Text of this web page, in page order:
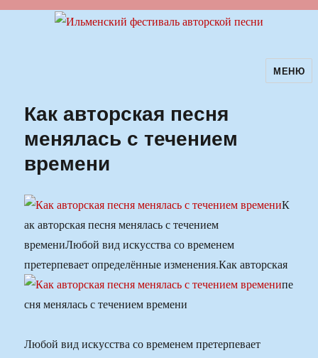
Ильменский фестиваль авторскойМЕНЮ
Как авторская песня
менялась с течением
времени
К
ак авторская песня менялась с течением
времениЛюбой вид искусства со временем
претерпевает определённые изменения.Как авторская
пе
сня менялась с течением времени
Любой вид искусства со временем претерпевает